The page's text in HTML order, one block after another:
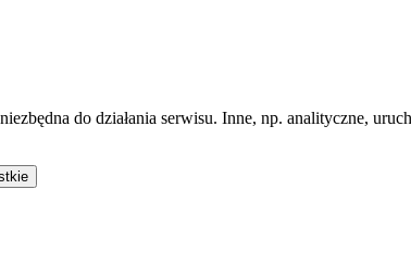
do działania serwisu. Inne, np. analityczne,